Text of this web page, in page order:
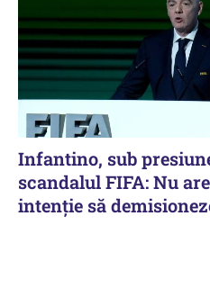
Infantino, sub
scandalul FIFA: Nu
intenție să